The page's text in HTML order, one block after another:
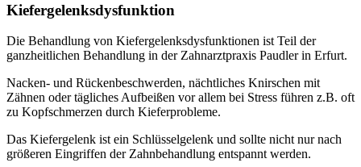
Kiefergelenksdysfunktion
Die Behandlung von Kiefergelenksdysfunktionen ist Teil der
ganzheitlichen Behandlung in der Zahnarztpraxis Paudler in Erfurt.
Nacken- und Rückenbeschwerden, nächtliches Knirschen mit
Zähnen oder tägliches Aufbeißen vor allem bei Stress führen z.B. oft
zu Kopfschmerzen durch Kieferprobleme.
Das Kiefergelenk ist ein Schlüsselgelenk und sollte nicht nur nach
größeren Eingriffen der Zahnbehandlung entspannt werden.